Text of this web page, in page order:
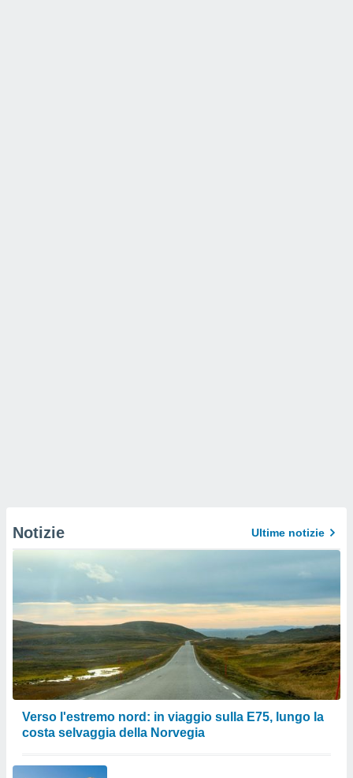
Notizie Ultime notizie
Verso l'estremo nord: in viaggio sulla E75, lungo la
costa selvaggia della Norvegia